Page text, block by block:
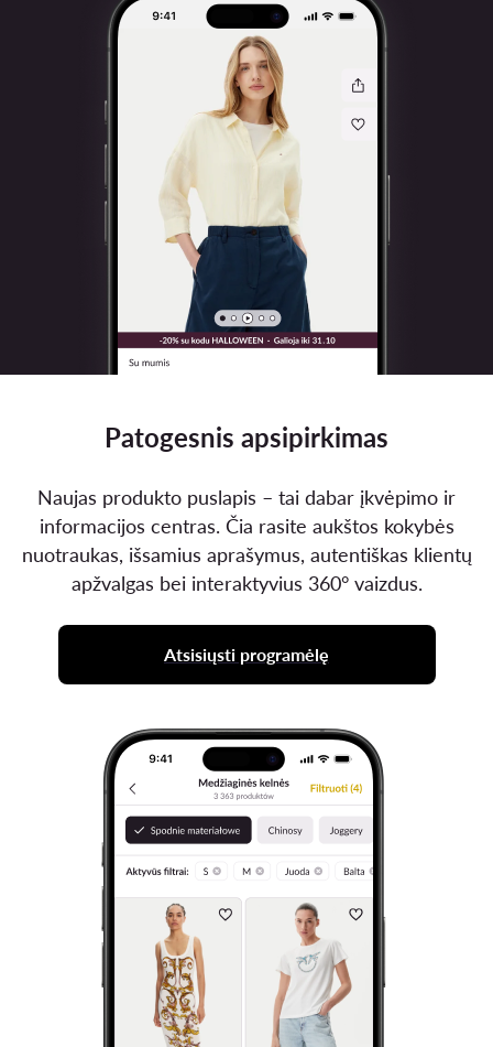
Patogesnis apsipirkimas
Naujas produkto puslapis – tai dabar įkvėpimo ir
informacijos centras. Čia rasite aukštos kokybės
nuotraukas, išsamius aprašymus, autentiškas klientų
apžvalgas bei interaktyvius 360° vaizdus.
Atsisiųsti programėlę